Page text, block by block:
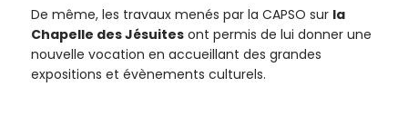
De même, les travaux menés par la CAPSO sur la
Chapelle des Jésuitesont permis de lui donner une
nouvelle vocation en accueillant des grandes
expositions et évènements culturels.
et que
vous
voulez
vous